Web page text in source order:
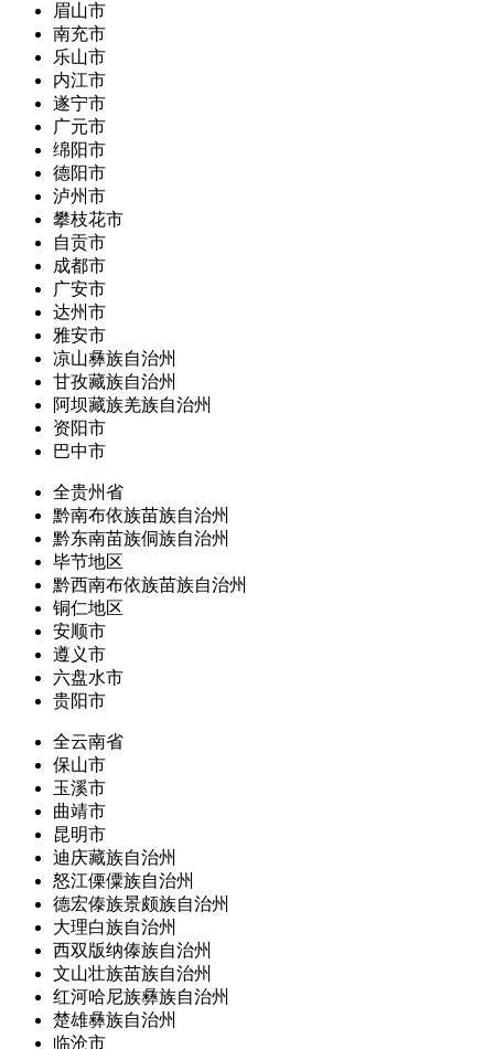
眉山市
南充市
乐山市
内江市
遂宁市
广元市
绵阳市
德阳市
泸州市
攀枝花市
自贡市
成都市
广安市
达州市
雅安市
凉山彝族自治州
甘孜藏族自治州
阿坝藏族羌族自治州
资阳市
巴中市
全贵州省
黔南布依族苗族自治州
黔东南苗族侗族自治州
毕节地区
黔西南布依族苗族自治州
铜仁地区
安顺市
遵义市
六盘水市
贵阳市
全云南省
保山市
玉溪市
曲靖市
昆明市
迪庆藏族自治州
怒江傈僳族自治州
德宏傣族景颇族自治州
大理白族自治州
西双版纳傣族自治州
文山壮族苗族自治州
红河哈尼族彝族自治州
楚雄彝族自治州
临沧市